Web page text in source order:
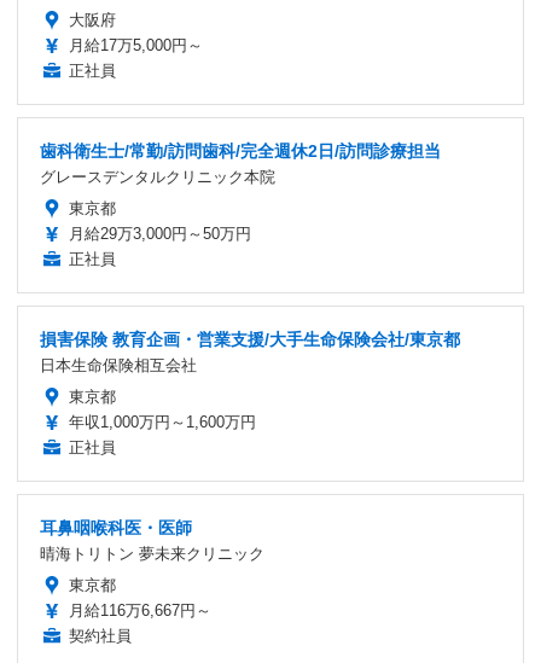
大阪府
月給17万5,000円～
正社員
歯科衛生士/常勤/訪問歯科/完全週休2日/訪問診療担当
グレースデンタルクリニック本院
東京都
月給29万3,000円～50万円
正社員
損害保険 教育企画・営業支援/大手生命保険会社/東京都
日本生命保険相互会社
東京都
年収1,000万円～1,600万円
正社員
耳鼻咽喉科医・医師
晴海トリトン 夢未来クリニック
東京都
月給116万6,667円～
契約社員